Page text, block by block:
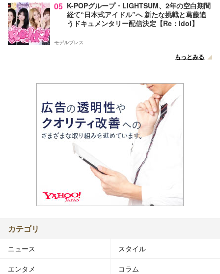
05 K-POPグループ・LIGHTSUM、2年の空白期間
経て“日本式アイドル”へ 新たな挑戦と葛藤追
うドキュメンタリー配信決定【Re：Idol】
モデルプレス
もっとみる
カテゴリ
ニュース スタイル
エンタメ コラム